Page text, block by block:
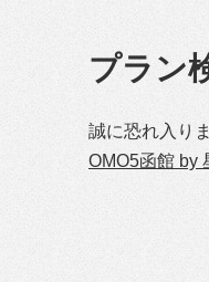
プラン
誠に恐れ入り
OMO5函館 by